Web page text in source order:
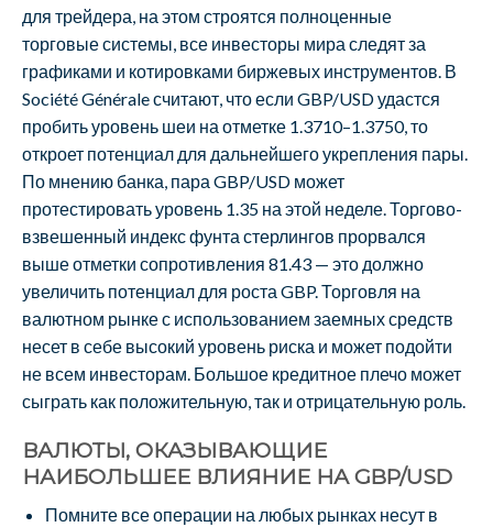
для трейдера, на этом строятся полноценные
торговые системы, все инвесторы мира следят за
графиками и котировками биржевых инструментов. В
Société Générale считают, что если GBP/USD удастся
пробить уровень шеи на отметке 1.3710–1.3750, то
откроет потенциал для дальнейшего укрепления пары.
По мнению банка, пара GBP/USD может
протестировать уровень 1.35 на этой неделе. Торгово-
взвешенный индекс фунта стерлингов прорвался
выше отметки сопротивления 81.43 — это должно
увеличить потенциал для роста GBP. Торговля на
валютном рынке с использованием заемных средств
несет в себе высокий уровень риска и может подойти
не всем инвесторам. Большое кредитное плечо может
сыграть как положительную, так и отрицательную роль.
ВАЛЮТЫ, ОКАЗЫВАЮЩИЕ
НАИБОЛЬШЕЕ ВЛИЯНИЕ НА GBP/USD
Помните все операции на любых рынках несут в